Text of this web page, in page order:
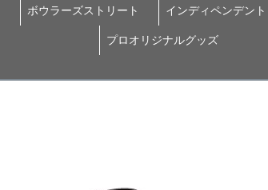
ボウラーズストリート インディペンデント
プロオリジナルグッズ